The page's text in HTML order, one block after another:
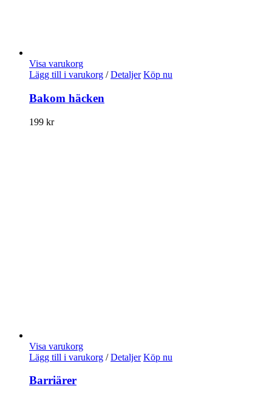
Visa varukorg
Lägg till i varukorg / Detaljer Köp nu
Bakom häcken
199 kr
Visa varukorg
Lägg till i varukorg / Detaljer Köp nu
Barriärer